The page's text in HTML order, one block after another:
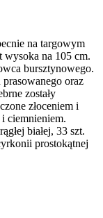
na targowym
na 105 cm.
bursztynowego.
oraz
zostały
złoceniem i
ciemnieniem.
białej, 33 szt.
prostokątnej